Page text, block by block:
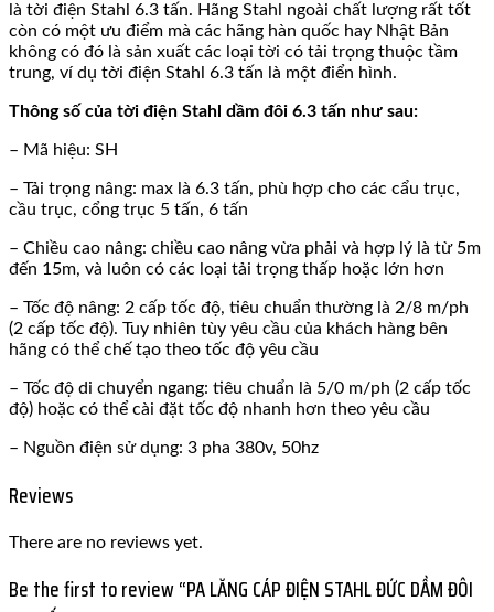
là tời điện Stahl 6.3 tấn. Hãng Stahl ngoài chất lượng rất tốt
còn có một ưu điểm mà các hãng hàn quốc hay Nhật Bản
không có đó là sản xuất các loại tời có tải trọng thuộc tầm
trung, ví dụ tời điện Stahl 6.3 tấn là một điển hình.
Thông số của tời điện Stahl dầm đôi 6.3 tấn như sau:
– Mã hiệu: SH
– Tải trọng nâng: max là 6.3 tấn, phù hợp cho các cẩu trục,
cầu trục, cổng trục 5 tấn, 6 tấn
– Chiều cao nâng: chiều cao nâng vừa phải và hợp lý là từ 5m
đến 15m, và luôn có các loại tải trọng thấp hoặc lớn hơn
– Tốc độ nâng: 2 cấp tốc độ, tiêu chuẩn thường là 2/8 m/ph
(2 cấp tốc độ). Tuy nhiên tùy yêu cầu của khách hàng bên
hãng có thể chế tạo theo tốc độ yêu cầu
– Tốc độ di chuyển ngang: tiêu chuẩn là 5/0 m/ph (2 cấp tốc
độ) hoặc có thể cài đặt tốc độ nhanh hơn theo yêu cầu
– Nguồn điện sử dụng: 3 pha 380v, 50hz
Reviews
There are no reviews yet.
Be the first to review “PA LĂNG CÁP ĐIỆN STAHL ĐỨC DẦM ĐÔI